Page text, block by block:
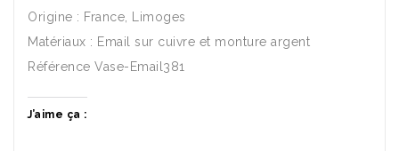
Origine : France, Limoges
Matériaux : Email sur cuivre et monture argent
Référence Vase-Email381
J’aime ça :